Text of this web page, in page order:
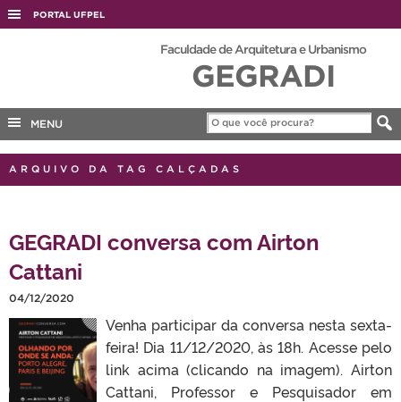
PORTAL UFPEL
EDITAIS
Faculdade de Arquitetura e Urbanismo
GEGRADI
MENU
ARQUIVO DA TAG CALÇADAS
GEGRADI conversa com Airton
Cattani
04/12/2020
Venha participar da conversa nesta sexta-
feira! Dia 11/12/2020, às 18h. Acesse pelo
link acima (clicando na imagem). Airton
Cattani, Professor e Pesquisador em